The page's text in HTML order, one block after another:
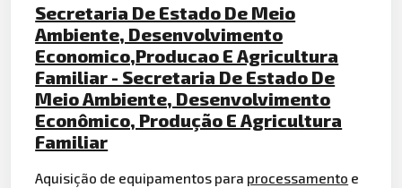
Secretaria De Estado De Meio
Ambiente, Desenvolvimento
Economico,Producao E Agricultura
Familiar - Secretaria De Estado De
Meio Ambiente, Desenvolvimento
Econômico, Produção E Agricultura
Familiar
Aquisição de equipamentos para processamento e